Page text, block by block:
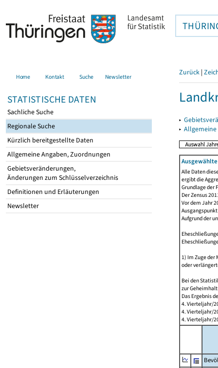
Home Kontakt Suche Newsletter
STATISTISCHE DATEN
Sachliche Suche
Regionale Suche
Kürzlich bereitgestellte Daten
Allgemeine Angaben, Zuordnungen
Gebietsveränderungen,
Änderungen zum Schlüsselverzeichnis
Definitionen und Erläuterungen
Newsletter
Zurück |
▸
▸
Alle Daten
ergibt die
Grundlage der
Der Zensus
Vor dem Jahr
Aufgrund der
1) Im Zuge
oder
Bei den
zur
Das Ergebnis
4. Vierteljahr/
4. Vierteljahr/
4. Vierteljahr/